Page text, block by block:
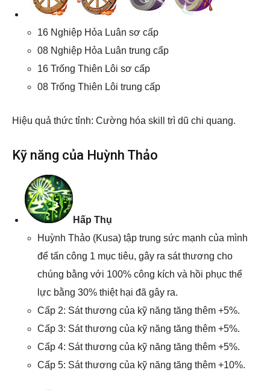
16 Nghiệp Hỏa Luân sơ cấp
08 Nghiệp Hỏa Luân trung cấp
16 Trống Thiên Lôi sơ cấp
08 Trống Thiên Lôi trung cấp
Hiệu quả thức tỉnh: Cường hóa skill trì dũ chi quang.
Kỹ năng của Huỳnh Thảo
Hấp Thụ
Huỳnh Thảo (Kusa) tập trung sức mạnh của mình
để tấn công 1 mục tiêu, gây ra sát thương cho
chúng bằng với 100% công kích và hồi phục thể
lực bằng 30% thiệt hại đã gây ra.
Cấp 2: Sát thương của kỹ năng tăng thêm +5%.
Cấp 3: Sát thương của kỹ năng tăng thêm +5%.
Cấp 4: Sát thương của kỹ năng tăng thêm +5%.
Cấp 5: Sát thương của kỹ năng tăng thêm +10%.